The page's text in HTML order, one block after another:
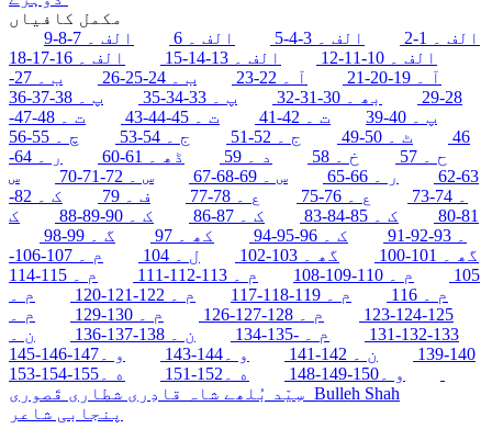
مکمل کافیاں
الف ۔ 1-2
الف ۔ 3-4-5 الف ۔ 6
الف ۔ 7-8-9
الف ۔ 10-11-12
الف ۔ 13-14-15
الف ۔ 16-17-18
آ ۔ 19-20-21
آ ۔ 22-23 ب ۔ 24-25-26
ب ۔ 27-
28-29
بھ ۔ 30-31-32 پ ۔ 33-34-35
پ ۔ 38-37-36
پ ۔ 40-39
ت ۔ 42-41 ت ۔ 45-44-43
ت ۔ 48-47-
46
ٹ ۔ 50-49 ج ۔ 52-51 ج ۔ 54-53
چ ۔ 55-56
ح ۔ 57
خ ۔ 58 د ۔ 59 ڈھ ۔ 61-60
ر ۔ 64-
63-62
ر ۔ 66-65 س ۔ 69-68-67 س ۔ 72-71-70
س
ع ۔ 76-75 ع ۔ 78-77 ف ۔ 79
ک ۔ 82-
81-80
ک ۔ 85-84-83 ک ۔ 87-86 ک ۔ 90-89-88
ک
ک ۔ 96-95-94 کھ ۔ 97
گ ۔ 99-98
گھ ۔ 101-100
گھ ۔ 103-102 ل ۔ 104
م ۔ 107-106-
105
م ۔ 110-109-108 م ۔ 113-112-111
م ۔ 115-114
م ۔ 116
م ۔ 119-118-117 م ۔ 122-121-120
م ۔
125-124-123
م ۔ 128-127-126 م ۔ 130-129
م ۔
133-132-131
م ۔ -135-134 ن ۔ 138-137-136
ن ۔
140-139
ن ۔ 142-141 و ۔144-143
و ۔147-146-145
و ۔150-149-148
ه ۔152-151
Bulleh Shah
پنجابی شاعر